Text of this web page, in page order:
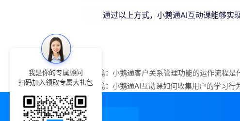
通过以上方式，小鹅通AI互动课能够实现
上一篇： 小鹅通客户关系管理功能的运作流程是
下一篇： 小鹅通AI互动课如何收集用户的学习行
我是你的专属顾问
扫码加入领取专属大礼包